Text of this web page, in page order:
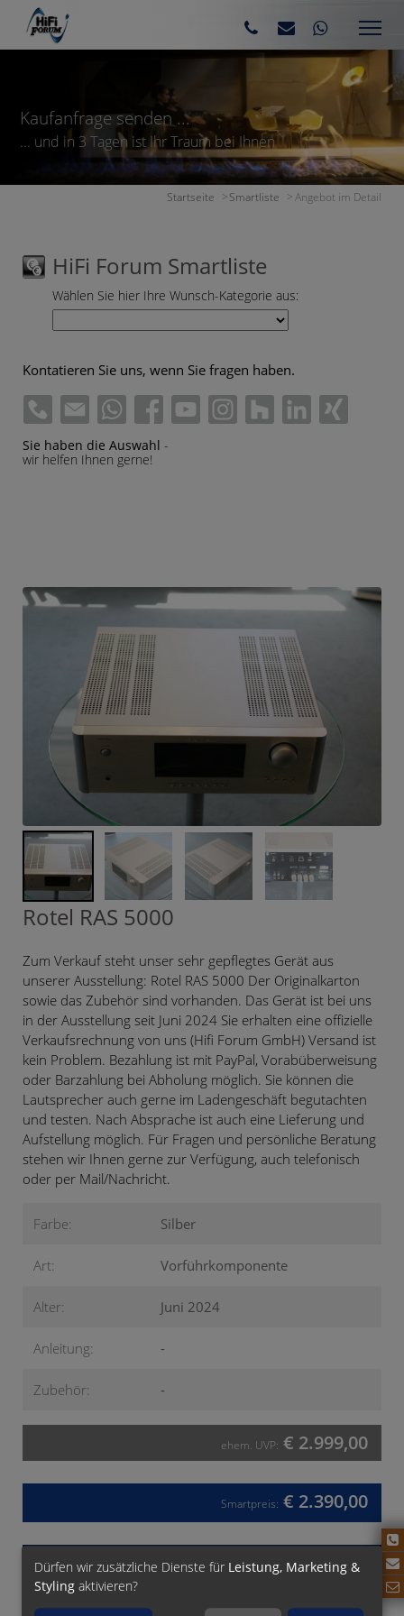
Kaufanfrage senden ...
... und in 3 Tagen ist Ihr Traum bei Ihnen
Startseite Smartliste Angebot im Detail
HiFi Forum Smartliste
Wählen Sie hier Ihre Wunsch-Kategorie aus:
Kontatieren Sie uns, wenn Sie fragen haben.
Sie haben die Auswahl -
wir helfen Ihnen gerne!
Rotel RAS 5000
Zum Verkauf steht unser sehr gepflegtes Gerät aus
unserer Ausstellung: Rotel RAS 5000 Der Originalkarton
sowie das Zubehör sind vorhanden. Das Gerät ist bei uns
in der Ausstellung seit Juni 2024 Sie erhalten eine offizielle
Verkaufsrechnung von uns (Hifi Forum GmbH) Versand ist
kein Problem. Bezahlung ist mit PayPal, Vorabüberweisung
oder Barzahlung bei Abholung möglich. Sie können die
Lautsprecher auch gerne im Ladengeschäft begutachten
und testen. Nach Absprache ist auch eine Lieferung und
Aufstellung möglich. Für Fragen und persönliche Beratung
stehen wir Ihnen gerne zur Verfügung, auch telefonisch
oder per Mail/Nachricht.
Farbe: Silber
Art: Vorführkomponente
Alter: Juni 2024
Anleitung: -
Zubehör: -
ehem. UVP: € 2.999,00
Smartpreis: € 2.390,00
Kaufanfrage senden
Dürfen wir zusätzliche Dienste für Leistung, Marketing &
Styling aktivieren?